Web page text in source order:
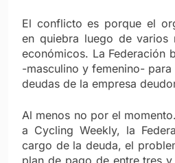
El conflicto es porque el
en quiebra luego de varios
económicos. La Federación
-masculino y femenino-
deudas de la empresa
Al menos no por el
a Cycling Weekly, la
cargo de la deuda, el